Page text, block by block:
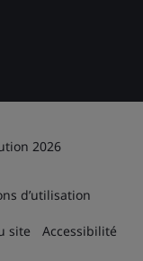
2026
d’utilisation
site Accessibilité